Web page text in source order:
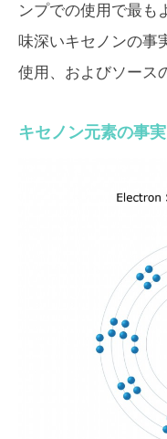
ンプでの使用で最も
味深いキセノンの事
使用、およびソース
キセノン元素の事実